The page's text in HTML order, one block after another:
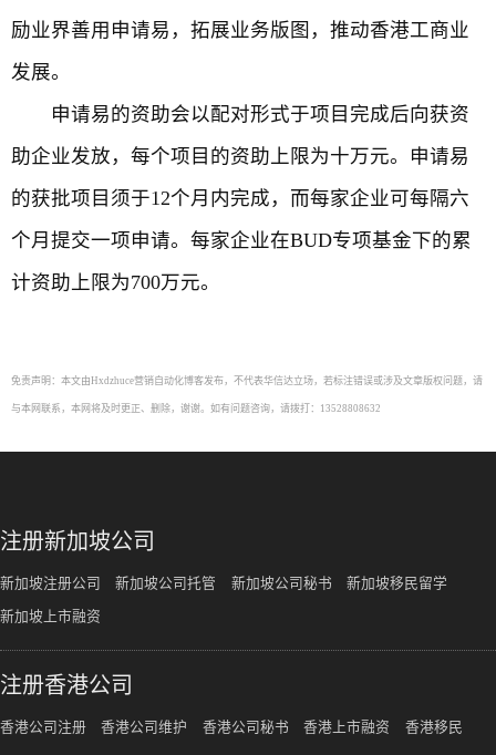
励业界善用申请易，拓展业务版图，推动香港工商业
发展。
申请易的资助会以配对形式于项目完成后向获资
助企业发放，每个项目的资助上限为十万元。申请易
的获批项目须于12个月内完成，而每家企业可每隔六
个月提交一项申请。每家企业在BUD专项基金下的累
计资助上限为700万元。
免责声明：本文由Hxdzhuce营销自动化博客发布，不代表华信达立场，若标注错误或涉及文章版权问题，请
与本网联系，本网将及时更正、删除，谢谢。如有问题咨询，请拨打：13528808632
注册新加坡公司
新加坡注册公司 新加坡公司托管 新加坡公司秘书 新加坡移民留学
新加坡上市融资
注册香港公司
香港公司注册 香港公司维护 香港公司秘书 香港上市融资 香港移民